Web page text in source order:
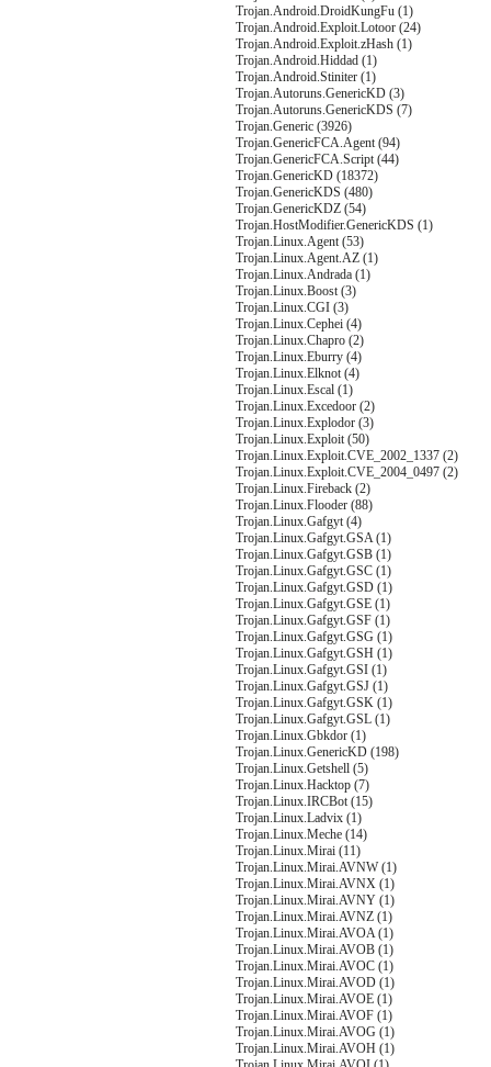
Trojan.Android.DroidKungFu (1)
Trojan.Android.Exploit.Lotoor (24)
Trojan.Android.Exploit.zHash (1)
Trojan.Android.Hiddad (1)
Trojan.Android.Stiniter (1)
Trojan.Autoruns.GenericKD (3)
Trojan.Autoruns.GenericKDS (7)
Trojan.Generic (3926)
Trojan.GenericFCA.Agent (94)
Trojan.GenericFCA.Script (44)
Trojan.GenericKD (18372)
Trojan.GenericKDS (480)
Trojan.GenericKDZ (54)
Trojan.HostModifier.GenericKDS (1)
Trojan.Linux.Agent (53)
Trojan.Linux.Agent.AZ (1)
Trojan.Linux.Andrada (1)
Trojan.Linux.Boost (3)
Trojan.Linux.CGI (3)
Trojan.Linux.Cephei (4)
Trojan.Linux.Chapro (2)
Trojan.Linux.Eburry (4)
Trojan.Linux.Elknot (4)
Trojan.Linux.Escal (1)
Trojan.Linux.Excedoor (2)
Trojan.Linux.Explodor (3)
Trojan.Linux.Exploit (50)
Trojan.Linux.Exploit.CVE_2002_1337 (2)
Trojan.Linux.Exploit.CVE_2004_0497 (2)
Trojan.Linux.Fireback (2)
Trojan.Linux.Flooder (88)
Trojan.Linux.Gafgyt (4)
Trojan.Linux.Gafgyt.GSA (1)
Trojan.Linux.Gafgyt.GSB (1)
Trojan.Linux.Gafgyt.GSC (1)
Trojan.Linux.Gafgyt.GSD (1)
Trojan.Linux.Gafgyt.GSE (1)
Trojan.Linux.Gafgyt.GSF (1)
Trojan.Linux.Gafgyt.GSG (1)
Trojan.Linux.Gafgyt.GSH (1)
Trojan.Linux.Gafgyt.GSI (1)
Trojan.Linux.Gafgyt.GSJ (1)
Trojan.Linux.Gafgyt.GSK (1)
Trojan.Linux.Gafgyt.GSL (1)
Trojan.Linux.Gbkdor (1)
Trojan.Linux.GenericKD (198)
Trojan.Linux.Getshell (5)
Trojan.Linux.Hacktop (7)
Trojan.Linux.IRCBot (15)
Trojan.Linux.Ladvix (1)
Trojan.Linux.Meche (14)
Trojan.Linux.Mirai (11)
Trojan.Linux.Mirai.AVNW (1)
Trojan.Linux.Mirai.AVNX (1)
Trojan.Linux.Mirai.AVNY (1)
Trojan.Linux.Mirai.AVNZ (1)
Trojan.Linux.Mirai.AVOA (1)
Trojan.Linux.Mirai.AVOB (1)
Trojan.Linux.Mirai.AVOC (1)
Trojan.Linux.Mirai.AVOD (1)
Trojan.Linux.Mirai.AVOE (1)
Trojan.Linux.Mirai.AVOF (1)
Trojan.Linux.Mirai.AVOG (1)
Trojan.Linux.Mirai.AVOH (1)